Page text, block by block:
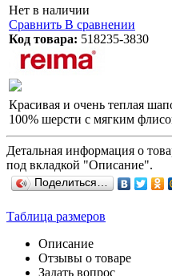
Нет в наличии
Сравнить В сравнении
Код товара: 518235-3830
Красивая и очень теплая
100% шерсти с мягким
Детальная информация о
под вкладкой "Описание".
Поделиться…
Таблица размеров
Описание
Отзывы о товаре
Задать вопрос